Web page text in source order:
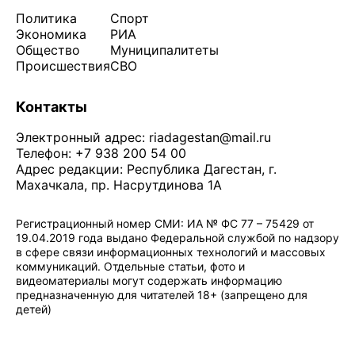
Политика
Экономика
Общество
Происшествия
Спорт
РИА
Муниципалитеты
СВО
Контакты
Электронный адрес: riadagestan@mail.ru
Телефон: +7 938 200 54 00
Адрес редакции: Республика Дагестан, г.
Махачкала, пр. Насрутдинова 1А
Регистрационный номер СМИ: ИА № ФС 77 – 75429 от
19.04.2019 года выдано Федеральной службой по надзору
в сфере связи информационных технологий и массовых
коммуникаций. Отдельные статьи, фото и
видеоматериалы могут содержать информацию
предназначенную для читателей 18+ (запрещено для
детей)